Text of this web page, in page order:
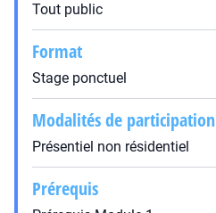
Tout public
Format
Stage ponctuel
Modalités de participation
Présentiel non résidentiel
Prérequis